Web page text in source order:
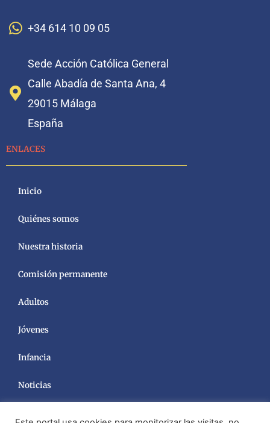
+34 614 10 09 05
Sede Acción Católica General
Calle Abadía de Santa Ana, 4
29015 Málaga
España
ENLACES
Inicio
Quiénes somos
Nuestra historia
Comisión permanente
Adultos
Jóvenes
Infancia
Noticias